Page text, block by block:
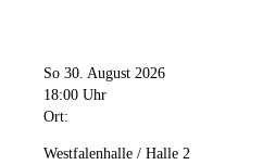
So 30. August 2026
18:00 Uhr
Ort:
Westfalenhalle / Halle 2